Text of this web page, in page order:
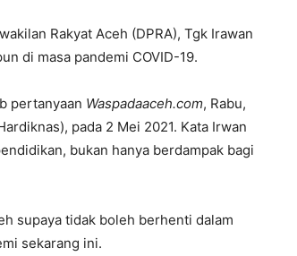
Rakyat Aceh (DPRA), Tgk Irawan
di masa pandemi COVID-19.
pertanyaan Waspadaaceh.com, Rabu,
pada 2 Mei 2021. Kata Irwan
bukan hanya berdampak bagi
supaya tidak boleh berhenti dalam
sekarang ini.